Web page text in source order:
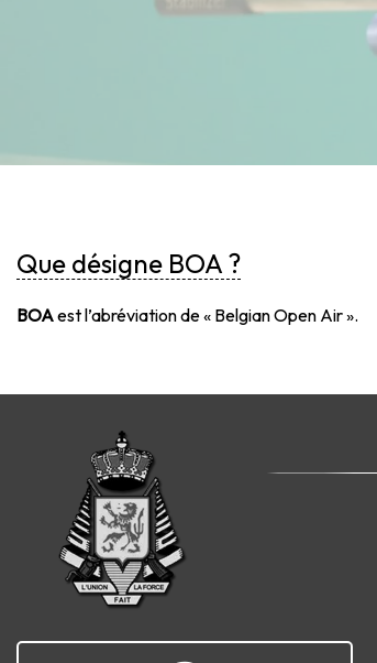
Que désigne BOA ?
BOAest l’abréviation de « Belgian Open Air ».